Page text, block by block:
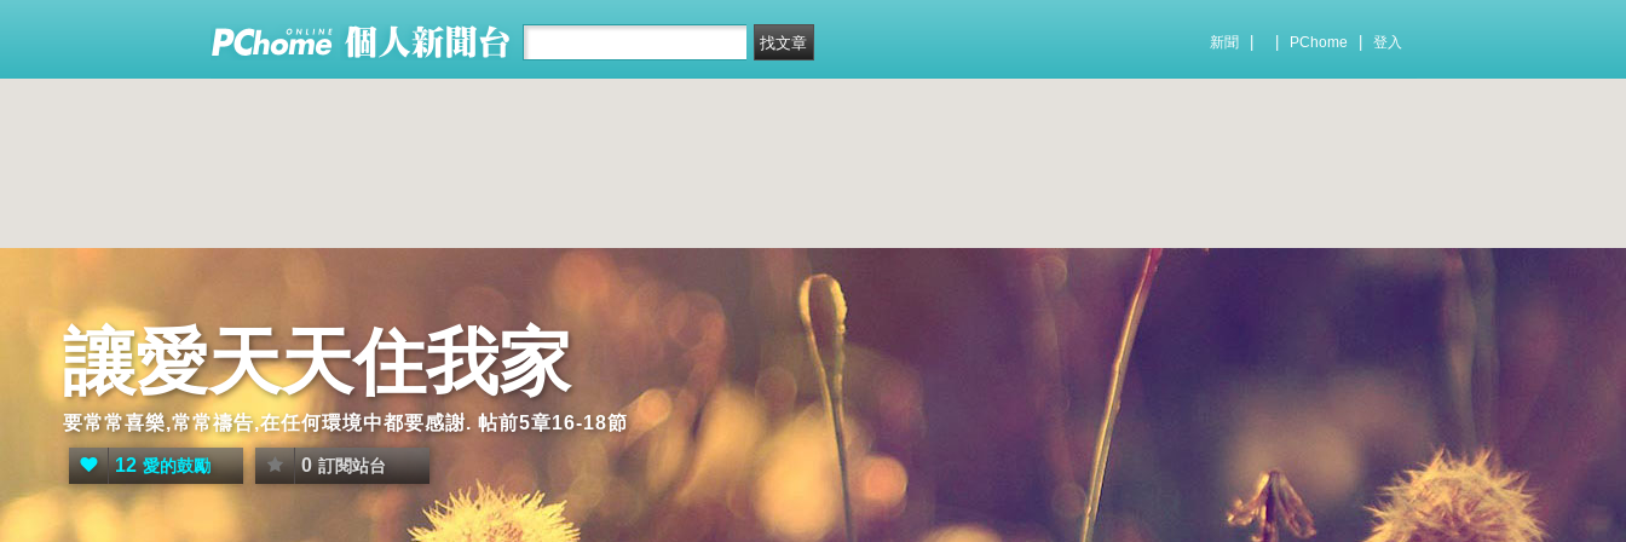
新聞 PChome 登入
讓愛天天住我家
要常常喜樂,常常禱告,在任何環境中都要感謝. 帖前5章16-18節
12 愛的鼓勵 0 訂閱站台